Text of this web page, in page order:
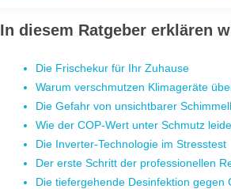
In diesem Ratgeber erklären
Die Frischekur für Ihr Zuhause
Warum verschmutzen Klimageräte
Die Gefahr von unsichtbarer
Wie der COP-Wert unter Schmutz
Die Inverter-Technologie im Stresstest
Der erste Schritt der professionellen
Die tiefergehende Desinfektion gegen